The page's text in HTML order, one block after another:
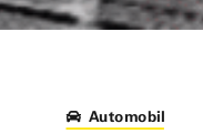
Automobil